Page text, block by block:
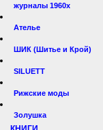
журналы 1960х
Ателье
ШИК (Шитье и Крой)
SILUETT
Рижские моды
Золушка